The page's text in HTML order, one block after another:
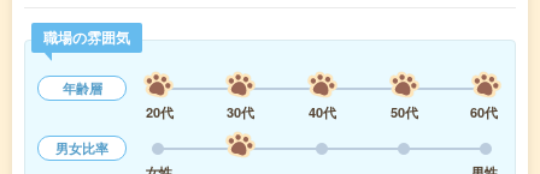
職場の雰囲気
年齢層
20代
30代 40代 50代
60代
男女比率